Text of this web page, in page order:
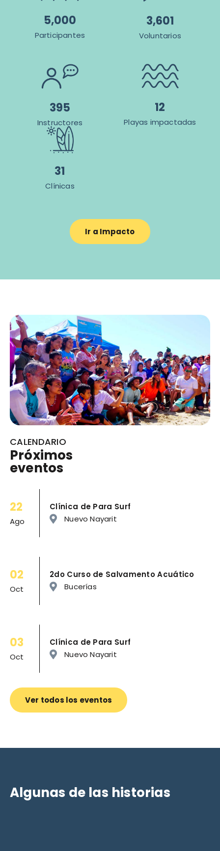
5,000
Participantes
3,601
Voluntarios
395
Instructores
12
Playas impactadas
31
Clínicas
Ir a Impacto
CALENDARIO
Próximos
eventos
22
Ago
Clínica de Para Surf
Nuevo Nayarit
02
Oct
2do Curso de Salvamento Acuático
Bucerías
03
Oct
Clínica de Para Surf
Nuevo Nayarit
Ver todos los eventos
Algunas de las historias